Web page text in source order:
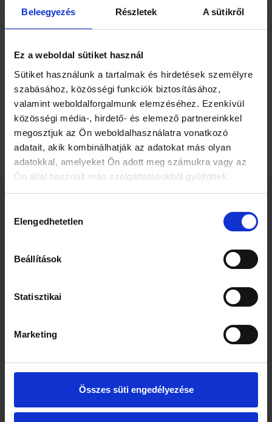
Beleegyezés Részletek A sütikről
Ez a weboldal sütiket használ
Sütiket használunk a tartalmak és hirdetések személyre
szabásához, közösségi funkciók biztosításához,
valamint weboldalforgalmunk elemzéséhez. Ezenkívül
közösségi média-, hirdető- és elemező partnereinkkel
megosztjuk az Ön weboldalhasználatra vonatkozó
adatait, akik kombinálhatják az adatokat más olyan
adatokkal, amelyeket Ön adott meg számukra vagy az
Ön által használt más szolgáltatásokból gyűjtöttek.
Az adatkezelési tájékoztató elérhető itt.
kiválasztása
Elengedhetetlen
Beállítások
Statisztikai
Marketing
Összes süti engedélyezése
előállítania. Ám egy ízletes pulyka „létrehozásához" zsírra is
hízni, elengedhetetlen az érrendszer is. Így hát még messze
vagyunk az első laborhúsból készült pörkölttől. A laborhús
ötlete azonban már most, a kutatás kezdeti szakaszában is
éles visszhangot váltott ki. Még az is lehet, hogy a
közvélemény negatív visszajelzései miatt a kísérletet
határozatlan időre felfüggesztik.
Kapcsolódó cikkek
Vegetariánusok
Milyen virslit vegyek?